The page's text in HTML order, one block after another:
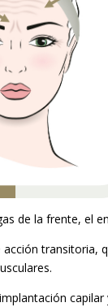
de la frente, el